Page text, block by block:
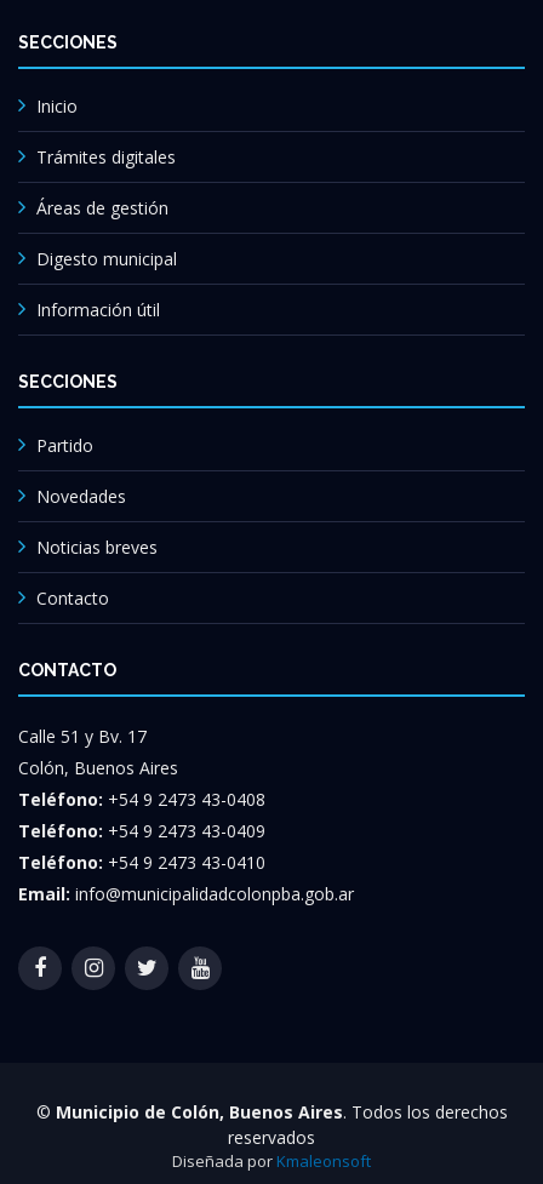
SECCIONES
Inicio
Trámites digitales
Áreas de gestión
Digesto municipal
Información útil
SECCIONES
Partido
Novedades
Noticias breves
Contacto
CONTACTO
Calle 51 y Bv. 17
Colón, Buenos Aires
Teléfono: +54 9 2473 43-0408
Teléfono: +54 9 2473 43-0409
Teléfono: +54 9 2473 43-0410
Email: info@municipalidadcolonpba.gob.ar
© Municipio de Colón, Buenos Aires. Todos los derechos
reservados
Diseñada por Kmaleonsoft